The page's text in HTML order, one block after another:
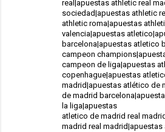
real|apuestas athletic real
sociedad|apuestas athletic
athletic roma|apuestas
valencia|apuestas
barcelona|apuestas atletico
campeon
campeon de liga|apuestas
copenhague|apuestas
madrid|apuestas atlético de
de madrid
la liga|apuestas
atletico de madrid real
madrid real